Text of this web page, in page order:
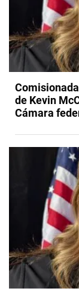
de Kevin
Cámara